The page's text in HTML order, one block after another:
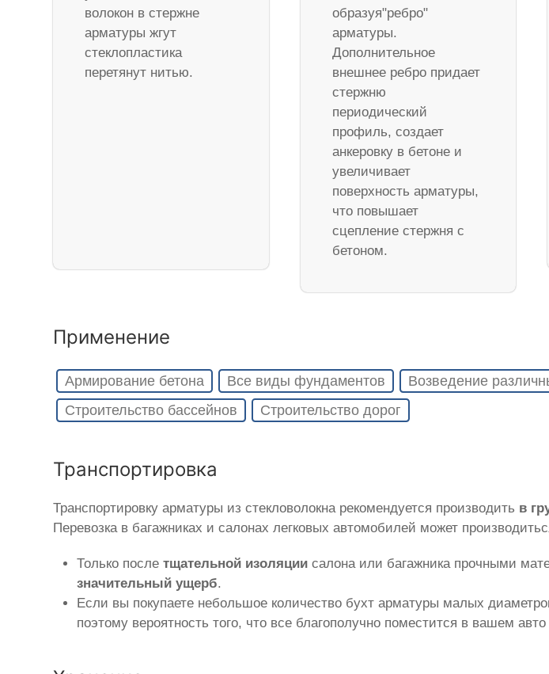
волокон в стержне
арматуры жгут
стеклопластика
перетянут нитью.
образуя"ребро"
арматуры.
Дополнительное
внешнее ребро придает
стержню
периодический
профиль, создает
анкеровку в бетоне и
увеличивает
поверхность арматуры,
что повышает
сцепление стержня с
бетоном.
Применение
Армирование бетона Все виды фундаментов Возведение
Строительство бассейнов
Строительство дорог
Транспортировка
Транспортировку арматуры из стекловолокна рекомендуется производить в
Перевозка в багажниках и салонах легковых автомобилей может
Только послетщательной изоляции салона или багажника прочными
значительный ущерб.
Если вы покупаете небольшое количество бухт арматуры малых
поэтому вероятность того, что все благополучно поместится в вашем